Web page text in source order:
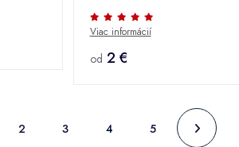
Viac informácií
od 2 €
2 3 4 5